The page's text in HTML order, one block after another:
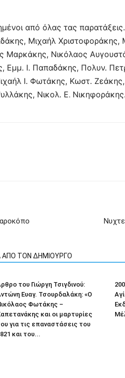
από όλας τας παρατάξεις.
Μιχαήλ Χριστοφοράκης,
Μαρκάκης, Νικόλαος
Εμμ. Ι. Παπαδάκης, Πολυν.
Ι. Φωτάκης, Κωστ.
Νικολ. Ε. Νικηφοράκης.
ΑΠΟ ΤΟΝ ΔΗΜΙΟΥΡΓΟ
του Γιώργη Τσιγδινού:
Ευαγ. Τσουρδαλάκη: «Ο
Φωτάκης –
και οι μαρτυρίες
για τις επαναστάσεις του
και του...